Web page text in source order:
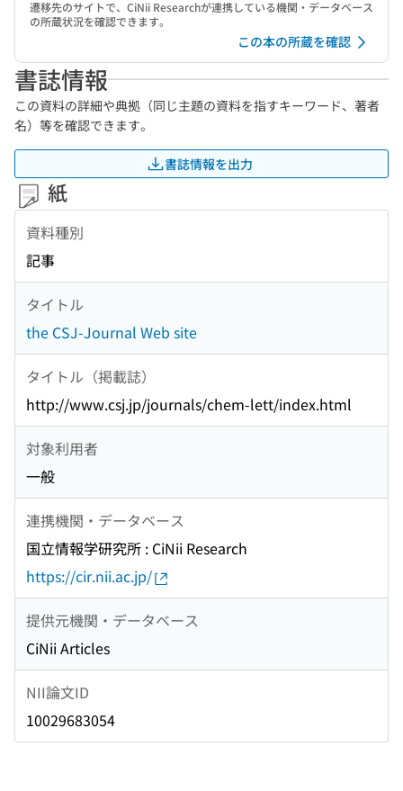
遷移先のサイトで、CiNii Researchが連携している機関・データベース
の所蔵状況を確認できます。
この本の所蔵を確認
書誌情報
この資料の詳細や典拠（同じ主題の資料を指すキーワード、著者
名）等を確認できます。
書誌情報を出力
紙
資料種別
記事
タイトル
the CSJ-Journal Web site
タイトル（掲載誌）
http://www.csj.jp/journals/chem-lett/index.html
対象利用者
一般
連携機関・データベース
国立情報学研究所 : CiNii Research
https://cir.nii.ac.jp/
提供元機関・データベース
CiNii Articles
NII論文ID
10029683054